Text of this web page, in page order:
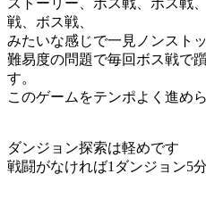
ストーリー、ボス戦、ボス戦
戦、ボス戦、
みたいな感じで一見ノンスト
難易度の問題で毎回ボス戦で
す。
このゲームをテンポよく進め
ダンジョン探索は軽めです
戦闘がなければ1ダンジョン5